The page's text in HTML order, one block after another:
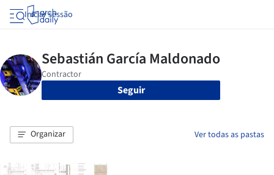
Iniciar sessão
Seguir
Organizar Ver todas as pastas